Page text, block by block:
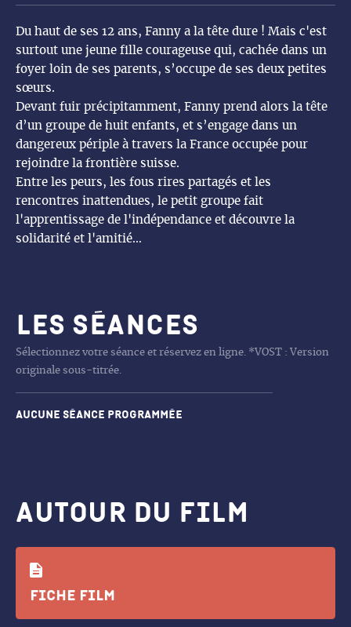
Du haut de ses 12 ans, Fanny a la tête dure ! Mais c'est
surtout une jeune fille courageuse qui, cachée dans un
foyer loin de ses parents, s’occupe de ses deux petites
sœurs.
Devant fuir précipitamment, Fanny prend alors la tête
d’un groupe de huit enfants, et s’engage dans un
dangereux périple à travers la France occupée pour
rejoindre la frontière suisse.
Entre les peurs, les fous rires partagés et les
rencontres inattendues, le petit groupe fait
l'apprentissage de l'indépendance et découvre la
solidarité et l'amitié…
Les séances
Sélectionnez votre séance et réservez en ligne. *VOST : Version
originale sous-titrée.
Aucune séance programmée
Autour du film
Fiche film